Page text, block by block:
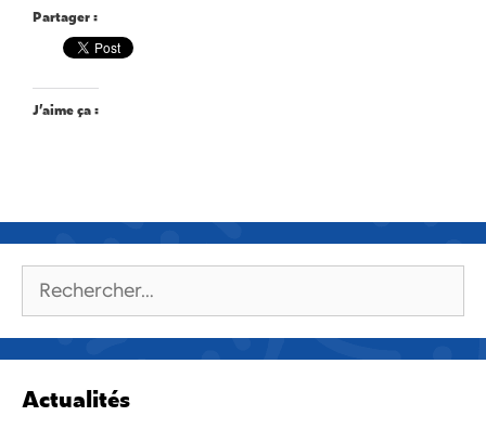
Partager :
J’aime ça :
Rechercher :
Actualités